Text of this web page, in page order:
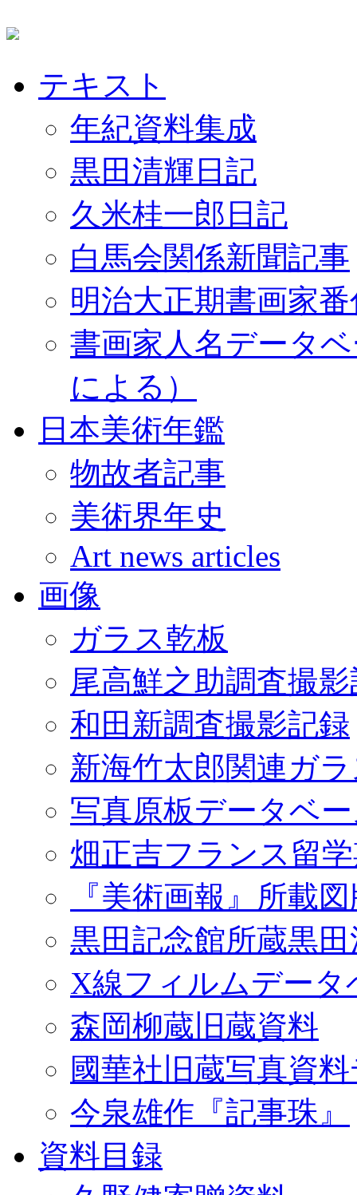
テキスト
年紀資料集成
黒田清輝日記
久米桂一郎日記
白馬会関係新聞記事
明治大正期書画家
書画家人名データ
による）
日本美術年鑑
物故者記事
美術界年史
Art news articles
画像
ガラス乾板
尾高鮮之助調査撮
和田新調査撮影記録
新海竹太郎関連ガ
写真原板データベ
畑正吉フランス留
『美術画報』所載
黒田記念館所蔵黒
X線フィルムデータ
森岡柳蔵旧蔵資料
國華社旧蔵写真資
今泉雄作『記事珠』
資料目録